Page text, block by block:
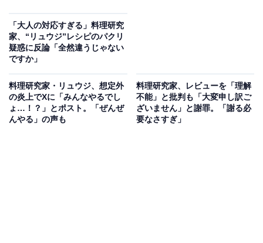
「大人の対応すぎる」料理研究
家、“リュウジ”レシピのパクリ
疑惑に反論「全然違うじゃない
ですか」
料理研究家・リュウジ、想定外
の炎上でXに「みんなやるでし
ょ…！？」とポスト。「ぜんぜ
んやる」の声も
料理研究家、レビューを「理解
不能」と批判も「大変申し訳ご
ざいません」と謝罪。「謝る必
要なさすぎ」